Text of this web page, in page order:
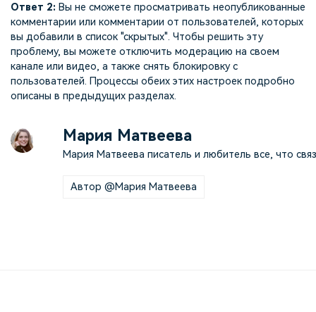
Ответ 2: Вы не сможете просматривать неопубликованные
комментарии или комментарии от пользователей, которых
вы добавили в список "скрытых". Чтобы решить эту
проблему, вы можете отключить модерацию на своем
канале или видео, а также снять блокировку с
пользователей. Процессы обеих этих настроек подробно
описаны в предыдущих разделах.
Мария Матвеева
Мария Матвеева писатель и любитель все, что
Автор @Мария Матвеева